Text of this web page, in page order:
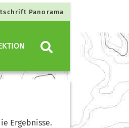
Panorama
Ergebnisse.